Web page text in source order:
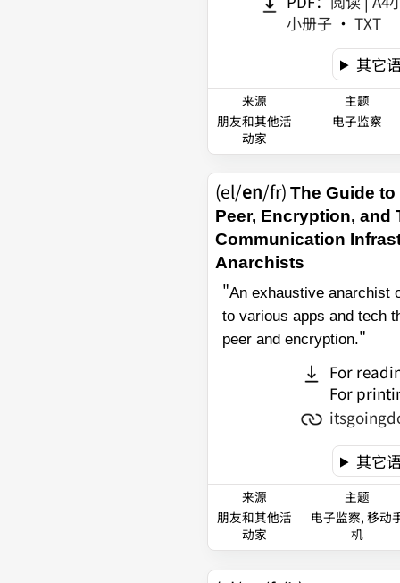
小册子 •TXT
其它
来源
朋友和其他活
动家
主题
电子监察
(el/en/fr) The Guide to
Peer, Encryption, and
Communication
Anarchists
"An exhaustive anarchist
to various apps and tech
peer and encryption."
For
For
其它
来源
朋友和其他活
动家
主题
电子监察, 移动
机